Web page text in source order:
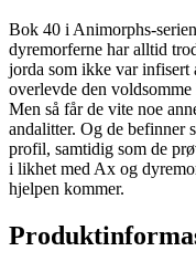
Bok 40 i Animorphs-
dyremorferne har alltid
jorda som ikke var infisert
overlevde den
Men så får de vite noe
andalitter. Og de befinner
profil, samtidig som de
i likhet med Ax og
hjelpen kommer.